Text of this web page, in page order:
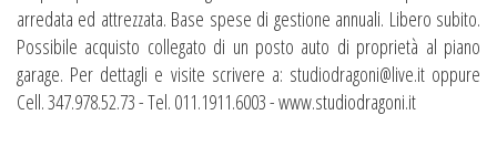
arredata ed attrezzata. Base spese di gestione annuali. Libero subito.
Possibile acquisto collegato di un posto auto di proprietà al piano
garage. Per dettagli e visite scrivere a: studiodragoni@live.it oppure
Cell. 347.978.52.73 - Tel. 011.1911.6003 - www.studiodragoni.it